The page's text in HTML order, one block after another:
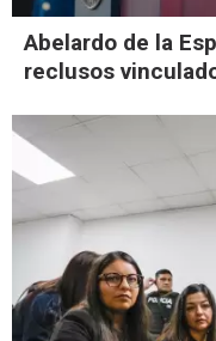
Abelardo de la
reclusos